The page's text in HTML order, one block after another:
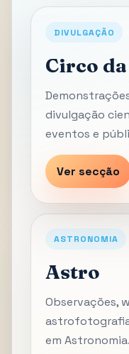
DIVULGAÇÃO
Circo
divulgação
eventos e
Ver secção
ASTRONOMIA
Astro
Observações,
em Astronomia.